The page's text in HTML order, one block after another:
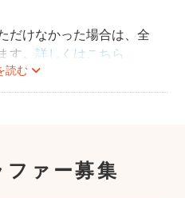
読む
だけなかった場合は、全
す。詳しくはこちら
ァー募集